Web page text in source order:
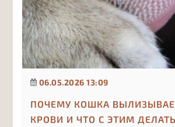
06.05.2026 13:09
ПОЧЕМУ КОШКА
КРОВИ И ЧТО С ЭТИМ ДЕЛАТЬ